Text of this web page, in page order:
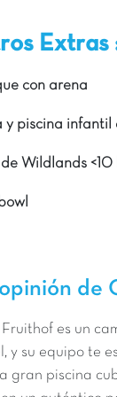
Extras
con arena
y piscina infantil
Wildlands <10
de
es un
y su equipo te
gran piscina